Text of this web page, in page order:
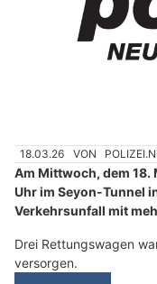
18.03.26 VON
Am Mittwoch, dem 18.
Uhr im Seyon-Tunnel
Verkehrsunfall mit
Drei Rettungswagen
versorgen.